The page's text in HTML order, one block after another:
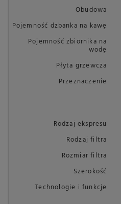
Obudowa
Pojemność dzbanka na kawę
Pojemność zbiornika na
wodę
Płyta grzewcza
Przeznaczenie
Rodzaj ekspresu
Rodzaj filtra
Rozmiar filtra
Szerokość
Technologie i funkcje